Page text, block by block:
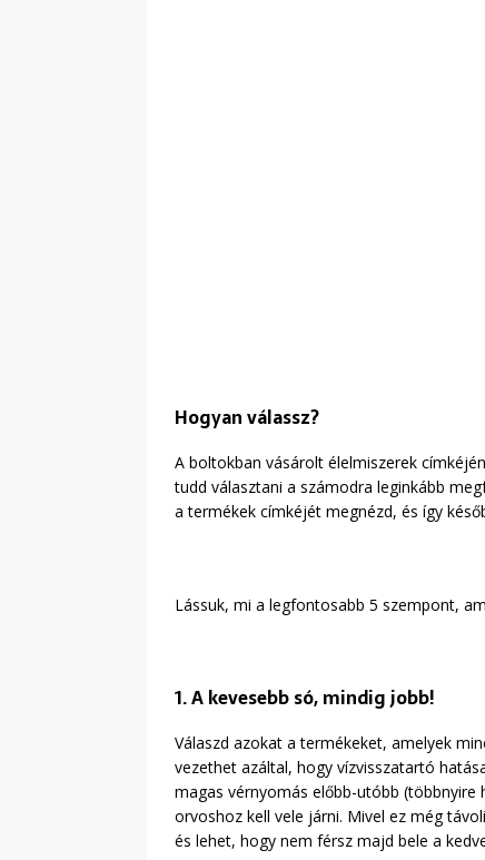
Hogyan válassz?
A boltokban vásárolt élelmiszerek
tudd választani a számodra leginkább
a termékek címkéjét megnézd, és így
Lássuk, mi a legfontosabb 5 szempont,
1. A kevesebb só, mindig jobb!
Válaszd azokat a termékeket, amelyek
vezethet azáltal, hogy vízvisszatartó
magas vérnyomás előbb-utóbb (többnyire
orvoshoz kell vele járni. Mivel ez még
és lehet, hogy nem férsz majd bele a